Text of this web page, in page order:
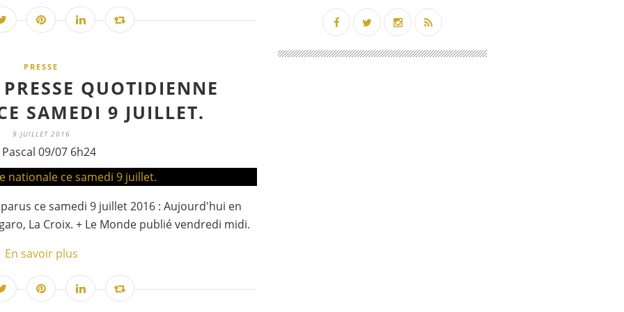
PRESSE
QUOTIDIENNE
SAMEDI 9 JUILLET.
9 JUILLET 2016
09/07 6h24
ce samedi 9 juillet 2016 : Aujourd'hui en
La Croix. + Le Monde publié vendredi midi.
En savoir plus